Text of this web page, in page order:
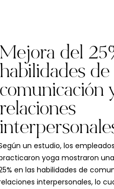
Mejora del
habilidades de
comunicación
relaciones
un estudio, los
yoga mostraron
en las habilidades de
interpersonales, lo